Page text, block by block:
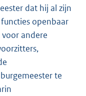
dat hij al zijn
openbaar
andere
te